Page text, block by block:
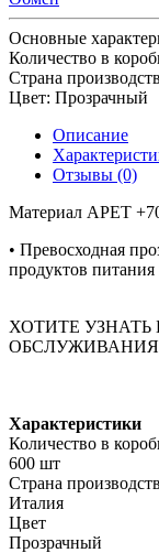
Основные
Количество в
Страна
Цвет: Прозрачный
Описание
Отзывы (0)
Материал АРЕТ
• Превосходная
продуктов
ХОТИТЕ
Характеристики
Количество в
600 шт
Страна
Италия
Цвет
Прозрачный